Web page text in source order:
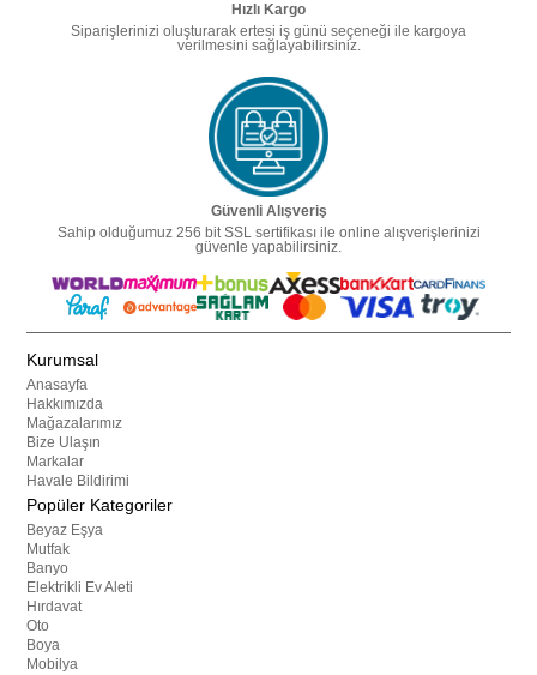
Hızlı Kargo
Siparişlerinizi oluşturarak ertesi iş günü seçeneği ile kargoya
verilmesini sağlayabilirsiniz.
Güvenli Alışveriş
Sahip olduğumuz 256 bit SSL sertifikası ile online alışverişlerinizi
güvenle yapabilirsiniz.
Kurumsal
Anasayfa
Hakkımızda
Mağazalarımız
Bize Ulaşın
Markalar
Havale Bildirimi
Popüler Kategoriler
Beyaz Eşya
Mutfak
Banyo
Elektrikli Ev Aleti
Hırdavat
Oto
Boya
Mobilya